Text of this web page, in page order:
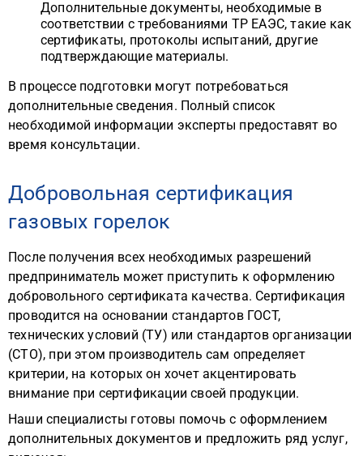
Дополнительные документы, необходимые в
соответствии с требованиями ТР ЕАЭС, такие как
сертификаты, протоколы испытаний, другие
подтверждающие материалы.
В процессе подготовки могут потребоваться
дополнительные сведения. Полный список
необходимой информации эксперты предоставят во
время консультации.
Добровольная сертификация
газовых горелок
После получения всех необходимых разрешений
предприниматель может приступить к оформлению
добровольного сертификата качества. Сертификация
проводится на основании стандартов ГОСТ,
технических условий (ТУ) или стандартов организации
(СТО), при этом производитель сам определяет
критерии, на которых он хочет акцентировать
внимание при сертификации своей продукции.
Наши специалисты готовы помочь с оформлением
дополнительных документов и предложить ряд услуг,